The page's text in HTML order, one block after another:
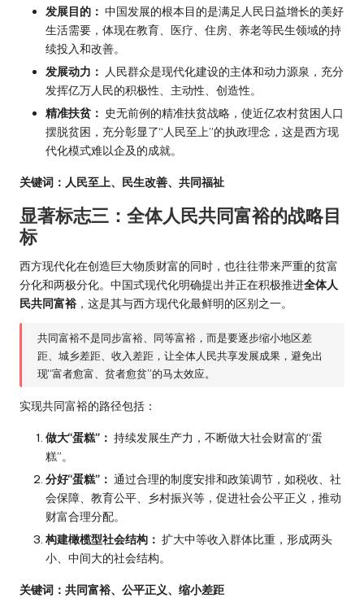
发展目的： 中国发展的根本目的是满足人民日益增长的美好
生活需要，体现在教育、医疗、住房、养老等民生领域的持
续投入和改善。
发展动力： 人民群众是现代化建设的主体和动力源泉，充分
发挥亿万人民的积极性、主动性、创造性。
精准扶贫： 史无前例的精准扶贫战略，使近亿农村贫困人口
摆脱贫困，充分彰显了“人民至上”的执政理念，这是西方现
代化模式难以企及的成就。
关键词：人民至上、民生改善、共同福祉
显著标志三：全体人民共同富裕的战略目
标
西方现代化在创造巨大物质财富的同时，也往往带来严重的贫富
分化和两极分化。中国式现代化明确提出并正在积极推进全体人
民共同富裕，这是其与西方现代化最鲜明的区别之一。
共同富裕不是同步富裕、同等富裕，而是要逐步缩小地区差
距、城乡差距、收入差距，让全体人民共享发展成果，避免出
现“富者愈富、贫者愈贫”的马太效应。
实现共同富裕的路径包括：
做大“蛋糕”： 持续发展生产力，不断做大社会财富的“蛋
糕”。
分好“蛋糕”： 通过合理的制度安排和政策调节，如税收、社
会保障、教育公平、乡村振兴等，促进社会公平正义，推动
财富合理分配。
构建橄榄型社会结构： 扩大中等收入群体比重，形成两头
小、中间大的社会结构。
关键词：共同富裕、公平正义、缩小差距